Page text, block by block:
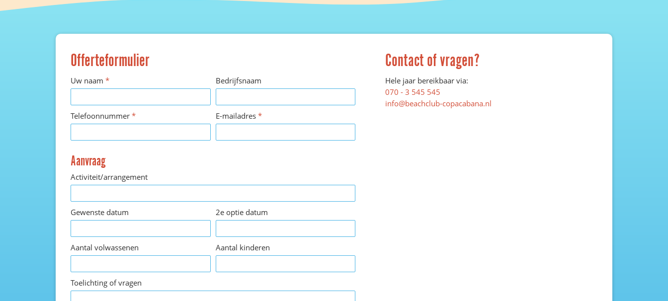
Offerteformulier
Uw naam * Bedrijfsnaam
Telefoonnummer * E-mailadres *
Aanvraag
Activiteit/arrangement
Gewenste datum 2e optie datum
Aantal volwassenen Aantal kinderen
Toelichting of vragen
Contact of vragen?
Hele jaar bereikbaar via:
070 - 3 545 545
info@beachclub-copacabana.nl